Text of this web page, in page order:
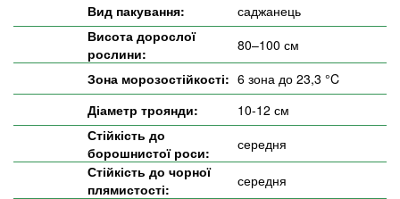
Вид пакування:
саджанець
Висота дорослої
рослини:
80–100 см
Зона морозостійкості: 6 зона до 23,3 °C
Діаметр троянди:
10-12 см
Стійкість до
борошнистої роси:
середня
Стійкість до чорної
плямистості:
середня